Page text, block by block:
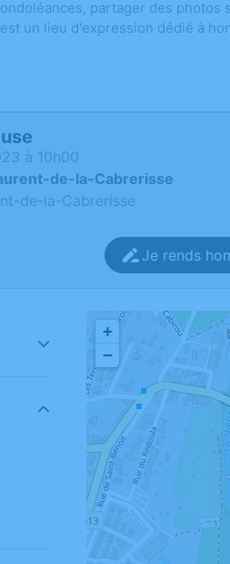
partager des photos
un lieu d'expression dédié à
à 10h00
de-la-Cabrerisse
de-la-Cabrerisse
Je rends
+
−